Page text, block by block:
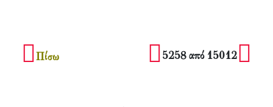
Πίσω 5258 από 15012